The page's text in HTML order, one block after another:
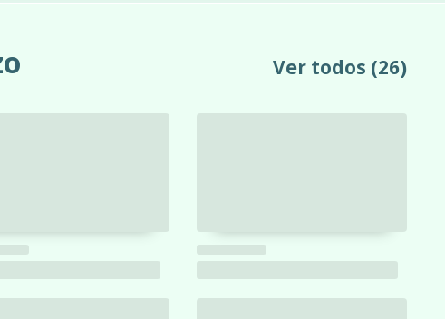
Ver todos (26)